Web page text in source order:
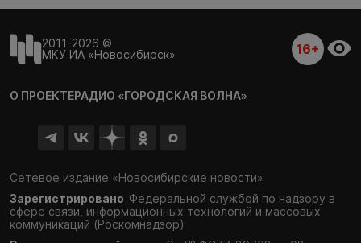
2011-2026 ©
МКУ ИА «Новосибирск»
16+
О ПРОЕКТЕРАДИО «ГОРОДСКАЯ ВОЛНА»
Сетевое издание «Новосибирские новости»
Зарегистрировано Федеральной службой по надзору в
сфере связи, информационных технологий и массовых
коммуникаций (Роскомнадзор)